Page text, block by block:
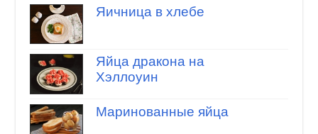
Яичница в хлебе
Яйца дракона на
Хэллоуин
Маринованные яйца